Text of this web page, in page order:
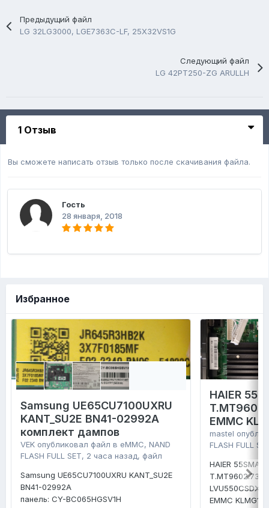
Предыдущий файл
LG 32LG3000, LGE7363C-LF, 25X32VS1G
Следующий файл
LG 42PT250-ZG ARULLH
1 Отзыв
Вы сможете написать отзыв только после скачивания файла.
Гость
28 января, 2018
Избранное
Samsung UE65CU7100UXRU
KANT_SU2E BN41-02992A
комплект дампов
VEK опубликовал файл в eMMC, NAND
FLASH FULL SET, 2 часа назад, файл
Samsung UE65CU7100UXRU KANT_SU2E
BN41-02992A
панель: CY-BC065HGSV1H
HAIER 55
EMMC
mastel
FLASH FULL
HAIER
T.MT9602.731
LVU550CSDX
EMMC